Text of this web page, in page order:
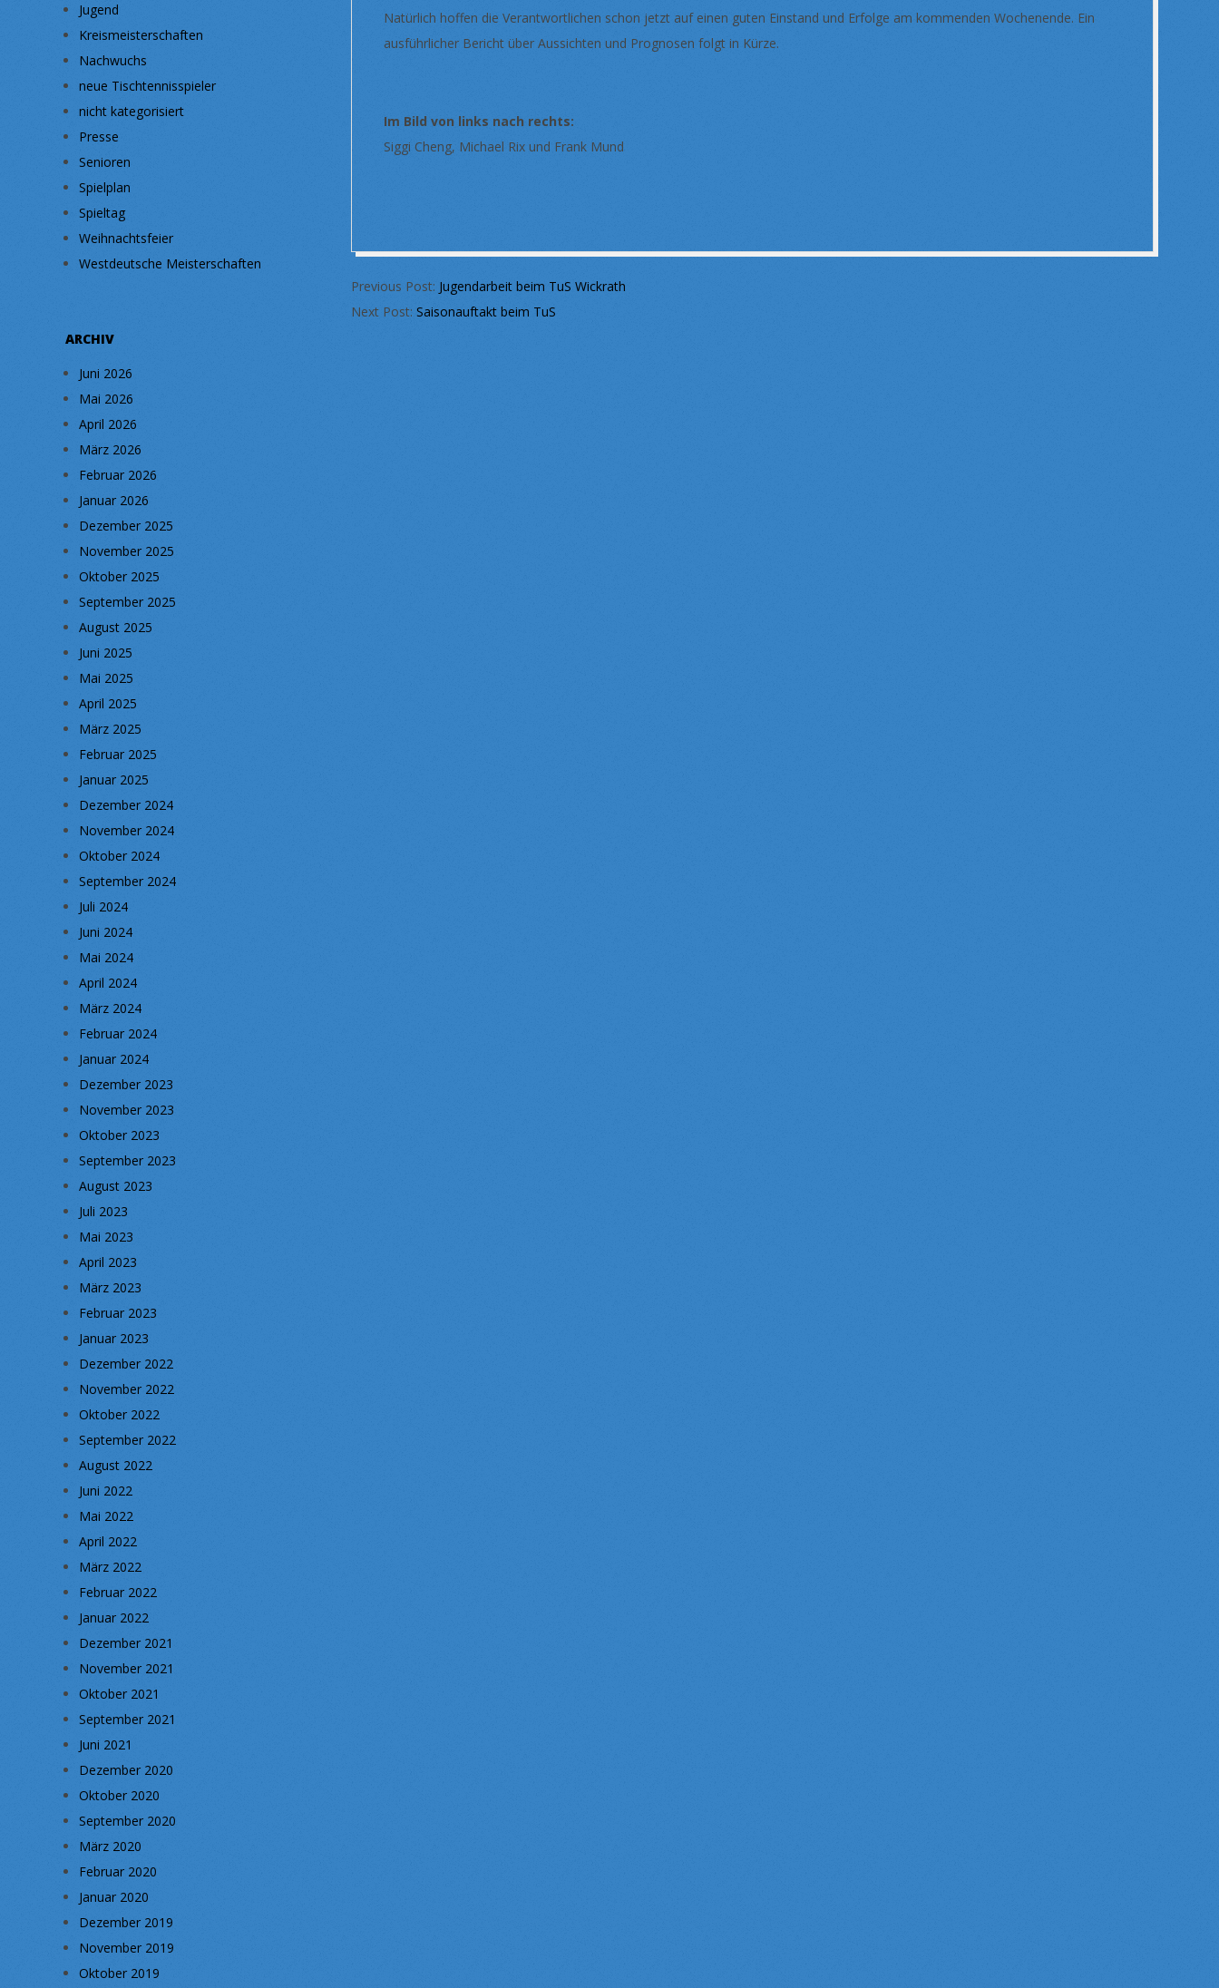
Natürlich hoffen die Verantwortlichen schon jetzt auf einen guten Einstand und Erfolge am kommenden Wochenende. Ein
ausführlicher Bericht über Aussichten und Prognosen folgt in Kürze.
Im Bild von links nach rechts:
Siggi Cheng, Michael Rix und Frank Mund
08-
30
Previous Post: Jugendarbeit beim TuS Wickrath
Next Post: Saisonauftakt beim TuS
Jugend
Kreismeisterschaften
Nachwuchs
neue Tischtennisspieler
nicht kategorisiert
Presse
Senioren
Spielplan
Spieltag
Weihnachtsfeier
Westdeutsche Meisterschaften
ARCHIV
Juni 2026
Mai 2026
April 2026
März 2026
Februar 2026
Januar 2026
Dezember 2025
November 2025
Oktober 2025
September 2025
August 2025
Juni 2025
Mai 2025
April 2025
März 2025
Februar 2025
Januar 2025
Dezember 2024
November 2024
Oktober 2024
September 2024
Juli 2024
Juni 2024
Mai 2024
April 2024
März 2024
Februar 2024
Januar 2024
Dezember 2023
November 2023
Oktober 2023
September 2023
August 2023
Juli 2023
Mai 2023
April 2023
März 2023
Februar 2023
Januar 2023
Dezember 2022
November 2022
Oktober 2022
September 2022
August 2022
Juni 2022
Mai 2022
April 2022
März 2022
Februar 2022
Januar 2022
Dezember 2021
November 2021
Oktober 2021
September 2021
Juni 2021
Dezember 2020
Oktober 2020
September 2020
März 2020
Februar 2020
Januar 2020
Dezember 2019
November 2019
Oktober 2019